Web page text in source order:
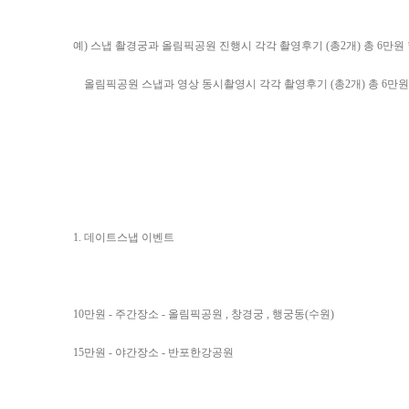
예) 스냅 촬경궁과 올림픽공원 진행시 각각 촬영후기 (총2개) 총 6만원
올림픽공원 스냅과 영상 동시촬영시 각각 촬영후기 (총2개) 총 6만
1. 데이트스냅 이벤트
10만원 - 주간장소 - 올림픽공원 , 창경궁 , 행궁동(수원)
15만원 - 야간장소 - 반포한강공원